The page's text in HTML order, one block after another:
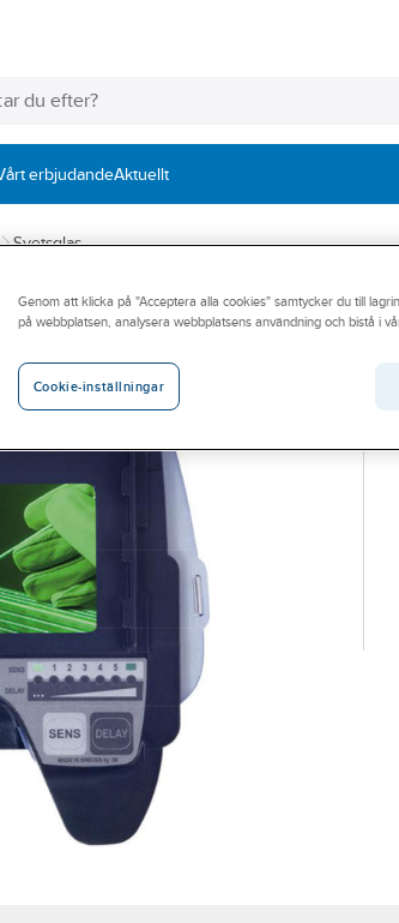
erbjudandeAktuellt
Svetsglas
Genom att klicka på "Acceptera alla cookies" samtycker du till
på webbplatsen, analysera webbplatsens användning och bistå i
Cookie-inställningar